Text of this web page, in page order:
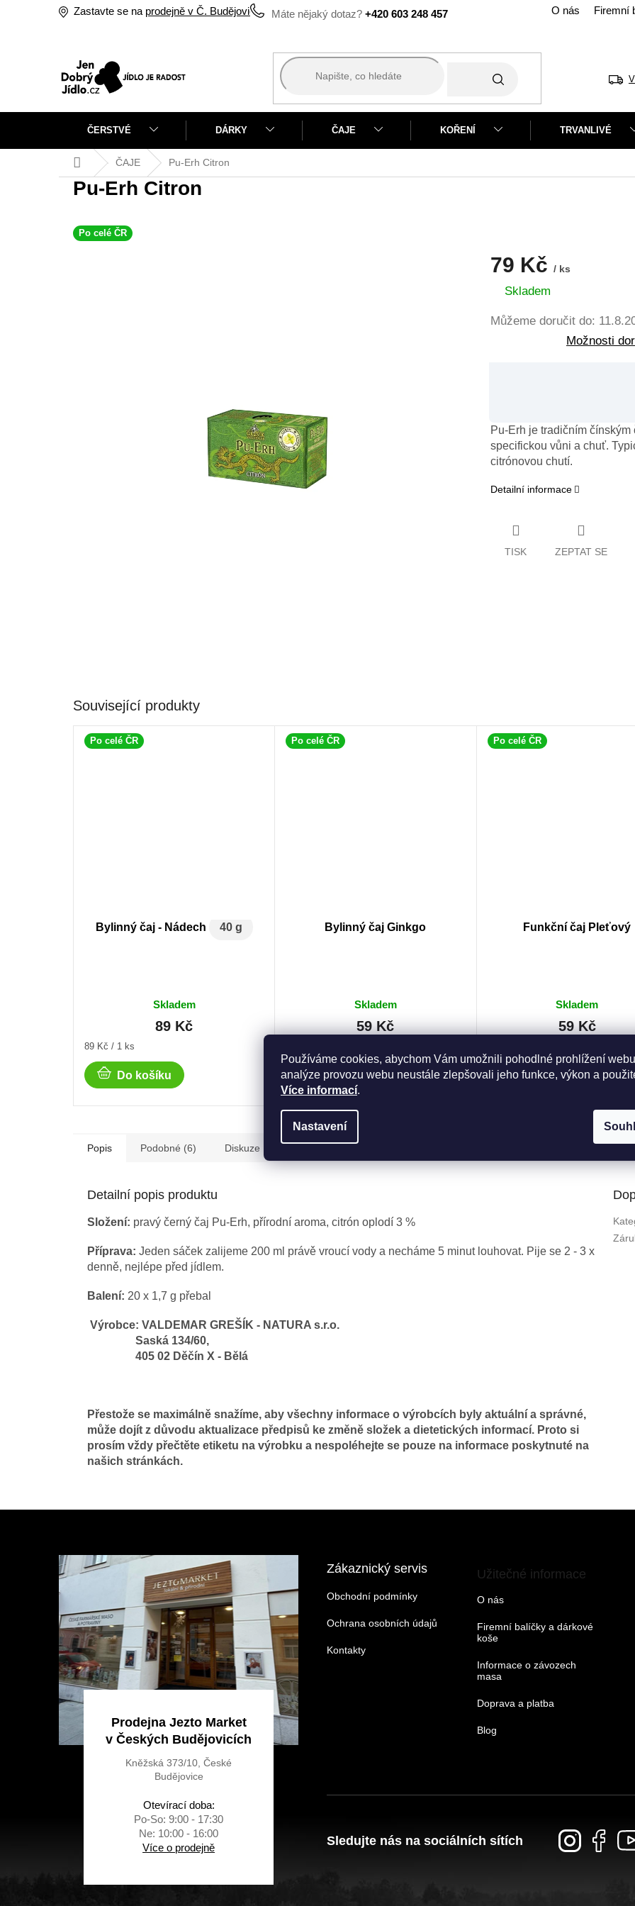
Používáme cookies, abychom Vám umožnili pohodlné prohlížení
analýze provozu webu neustále zlepšovali jeho funkce, výkon a
Více informací.
Nastavení
+420 603 248 457
Zastavte se na prodejně v Č. Budějovicích O nás Firemní
ČERSTVÉ DÁRKY ČAJE KOŘENÍ TRVANLIVÉ
Domů ČAJE Pu-Erh Citron
Pu-Erh Citron
Po celé ČR
79 Kč / ks
MěrnáSkladem
Můžeme doručit do:
Možnosti
Pu-Erh je tradičním
specifickou vůni a chuť.
citrónovou chutí.
Detailní informace
TISK ZEPTAT SE
Související produkty
Po celé ČR
Bylinný čaj - Nádech 40 g
Skladem
89 Kč
Měrná
89 Kč / 1 ks
Do košíku
Po celé ČR
Bylinný čaj Ginkgo
Skladem
59 Kč
cena:
Do košíku
Po celé ČR
Funkční čaj Pleťový
Skladem
59 Kč
cena:
Do košíku
Popis Podobné (6) Diskuze
Detailní popis produktu
Složení: pravý černý čaj Pu-Erh, přírodní aroma, citrón oplodí 3 %
Příprava: Jeden sáček zalijeme 200 ml právě vroucí vody a necháme 5 minut louhovat. Pije se 2 - 3 x
denně, nejlépe před jídlem.
Balení: 20 x 1,7 g přebal
Výrobce: VALDEMAR GREŠÍK - NATURA s.r.o.
Saská 134/60,
405 02 Děčín X - Bělá
Přestože se maximálně snažíme, aby všechny informace o výrobcích byly aktuální a správné,
může dojít z důvodu aktualizace předpisů ke změně složek a dietetických informací. Proto si
prosím vždy přečtěte etiketu na výrobku a nespoléhejte se pouze na informace poskytnuté na
našich stránkách.
Prodejna Jezto Market
v Českých Budějovicích
Kněžská 373/10, České
Budějovice
Otevírací doba:
Po-So: 9:00 - 17:30
Ne: 10:00 - 16:00
Více o prodejně
Zákaznický servis
Obchodní podmínky
Ochrana osobních údajů
Kontakty
Užitečné informace
O nás
Firemní balíčky a dárkové
koše
Informace o závozech
masa
Doprava a platba
Blog
Sledujte nás na sociálních sítích